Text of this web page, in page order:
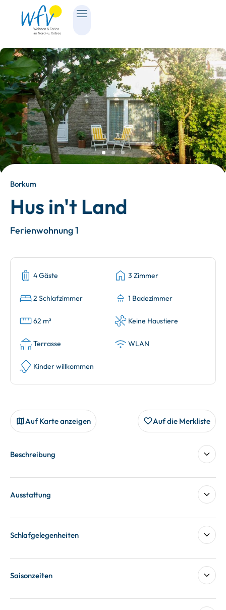
Borkum
Hus in't Land
Ferienwohnung 1
4 Gäste 3 Zimmer
2 Schlafzimmer 1 Badezimmer
62 m² Keine Haustiere
Terrasse WLAN
Kinder willkommen
Auf Karte anzeigen Auf die Merkliste
Beschreibung
Ausstattung
Schlafgelegenheiten
Saisonzeiten